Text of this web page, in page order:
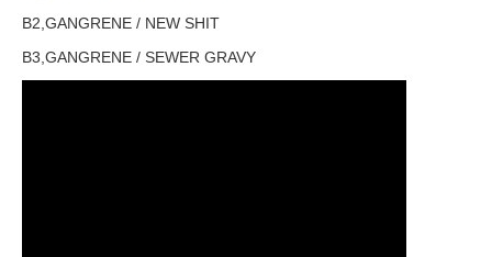
B2,GANGRENE / NEW SHIT
B3,GANGRENE / SEWER GRAVY